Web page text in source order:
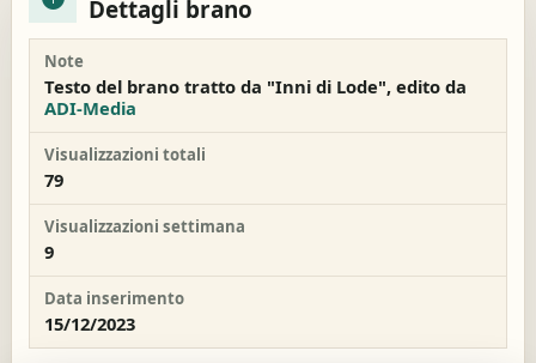
Dettagli brano
Note
Testo del brano tratto da "Inni di Lode", edito da
ADI-Media
Visualizzazioni totali
79
Visualizzazioni settimana
9
Data inserimento
15/12/2023